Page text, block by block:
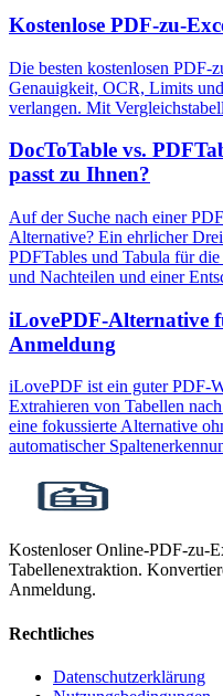
Kostenlose PDF-zu-
Die besten kostenlosen PDF-
Genauigkeit, OCR, Limits
verlangen. Mit
DocToTable vs.
passt zu Ihnen?
Auf der Suche nach einer
Alternative? Ein ehrlicher
PDFTables und Tabula für
und Nachteilen und einer
iLovePDF-Alternative
Anmeldung
iLovePDF ist ein guter PDF-
Extrahieren von Tabellen
eine fokussierte Alternative
automatischer
Kostenloser Online-PDF-zu-
Tabellenextraktion.
Anmeldung.
Rechtliches
Datenschutzerklärung